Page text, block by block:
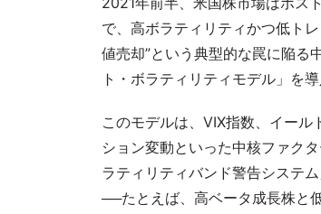
で、高ボラティリティかつ低ト
値売却”という典型的な罠に陥
ト・ボラティリティモデル」を
このモデルは、VIX指数、イー
ション変動といった中核ファク
ラティリティバンド警告システ
──たとえば、高ベータ成長株と